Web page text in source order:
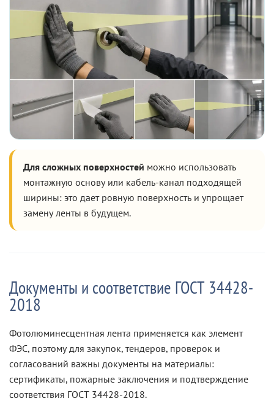
Для сложных поверхностей можно использовать
монтажную основу или кабель-канал подходящей
ширины: это дает ровную поверхность и упрощает
замену ленты в будущем.
Документы и соответствие ГОСТ 34428-
2018
Фотолюминесцентная лента применяется как элемент
ФЭС, поэтому для закупок, тендеров, проверок и
согласований важны документы на материалы:
сертификаты, пожарные заключения и подтверждение
соответствия ГОСТ 34428-2018.